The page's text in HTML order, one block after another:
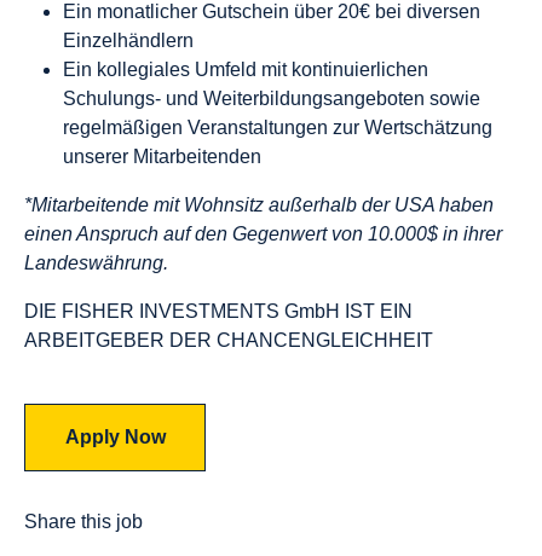
Ein monatlicher Gutschein über 20€ bei diversen
Einzelhändlern
Ein kollegiales Umfeld mit kontinuierlichen
Schulungs- und Weiterbildungsangeboten sowie
regelmäßigen Veranstaltungen zur Wertschätzung
unserer Mitarbeitenden
*Mitarbeitende mit Wohnsitz außerhalb der USA haben
einen Anspruch auf den Gegenwert von 10.000$ in ihrer
Landeswährung.
DIE FISHER INVESTMENTS GmbH IST EIN
ARBEITGEBER DER CHANCENGLEICHHEIT
Apply Now
Share this job